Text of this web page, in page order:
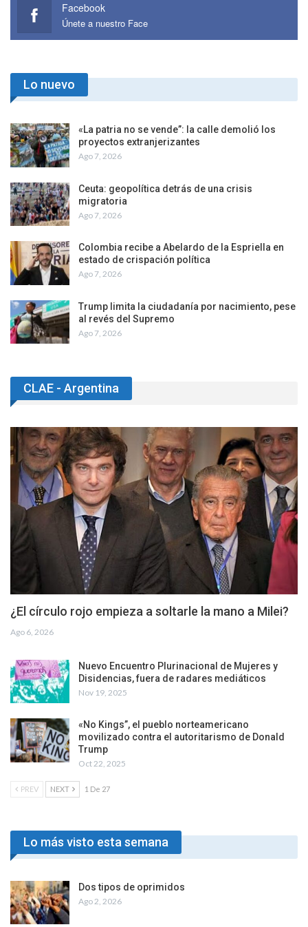
Facebook
Únete a nuestro Face
Lo nuevo
«La patria no se vende”: la calle demolió los
proyectos extranjerizantes
Ago 7, 2026
Ceuta: geopolítica detrás de una crisis
migratoria
Ago 7, 2026
Colombia recibe a Abelardo de la Espriella en
estado de crispación política
Ago 7, 2026
Trump limita la ciudadanía por nacimiento, pese
al revés del Supremo
Ago 7, 2026
CLAE - Argentina
¿El círculo rojo empieza a soltarle la mano a Milei?
Ago 6, 2026
Nuevo Encuentro Plurinacional de Mujeres y
Disidencias, fuera de radares mediáticos
Nov 19, 2025
«No Kings”, el pueblo norteamericano
movilizado contra el autoritarismo de Donald
Trump
Oct 22, 2025
PREV NEXT 1 De 27
Lo más visto esta semana
Dos tipos de oprimidos
Ago 2, 2026